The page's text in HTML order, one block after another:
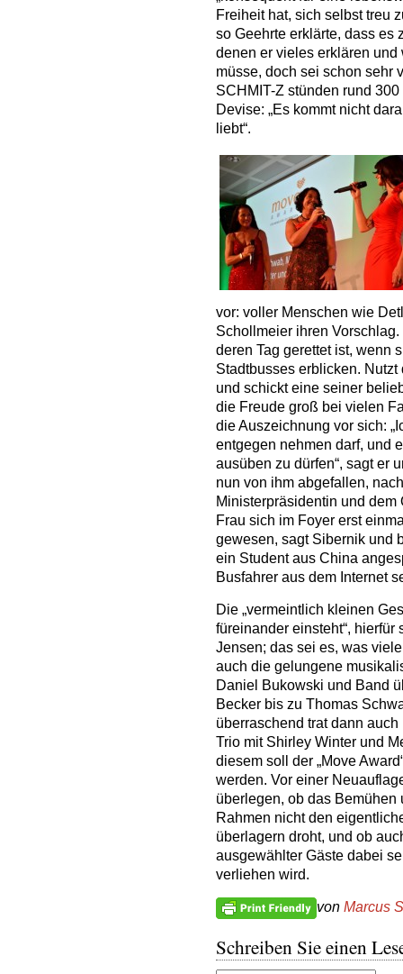
Freiheit hat, sich selbst treu
so Geehrte erklärte, dass es
denen er vieles erklären und
müsse, doch sei schon sehr
SCHMIT-Z stünden rund
Devise: „Es kommt nicht
liebt“.
vor: voller Menschen wie
Schollmeier ihren
deren Tag gerettet ist, wenn
Stadtbusses erblicken. Nutzt
und schickt eine seiner
die Freude groß bei vielen
die Auszeichnung vor sich:
entgegen nehmen darf, und
ausüben zu dürfen“, sagt er
nun von ihm abgefallen,
Ministerpräsidentin und
Frau sich im Foyer erst
gewesen, sagt Sibernik und
ein Student aus China
Busfahrer aus dem Internet
Die „vermeintlich kleinen
füreinander einsteht“,
Jensen; das sei es, was
auch die gelungene
Daniel Bukowski und Band
Becker bis zu Thomas
überraschend trat dann
Trio mit Shirley Winter und
diesem soll der „Move
werden. Vor einer
überlegen, ob das
Rahmen nicht den
überlagern droht, und ob
ausgewählter Gäste dabei
verliehen wird.
von Marcus
Schreiben Sie einen